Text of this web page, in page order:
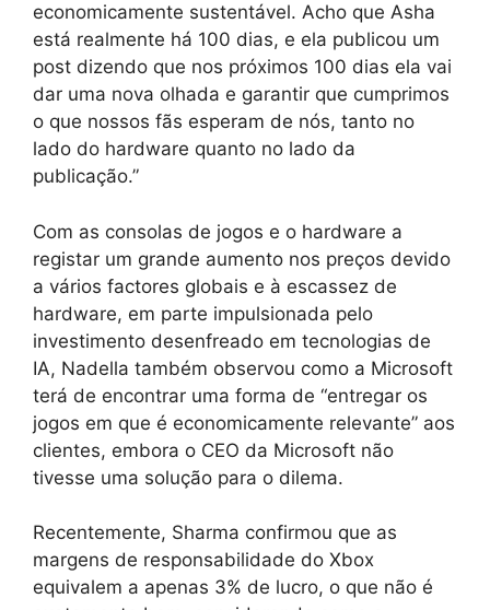
economicamente sustentável. Acho que Asha
está realmente há 100 dias, e ela publicou um
post dizendo que nos próximos 100 dias ela vai
dar uma nova olhada e garantir que cumprimos
o que nossos fãs esperam de nós, tanto no
lado do hardware quanto no lado da
publicação.”
Com as consolas de jogos e o hardware a
registar um grande aumento nos preços devido
a vários factores globais e à escassez de
hardware, em parte impulsionada pelo
investimento desenfreado em tecnologias de
IA, Nadella também observou como a Microsoft
terá de encontrar uma forma de “entregar os
jogos em que é economicamente relevante” aos
clientes, embora o CEO da Microsoft não
tivesse uma solução para o dilema.
Recentemente, Sharma confirmou que as
margens de responsabilidade do Xbox
equivalem a apenas 3% de lucro, o que não é